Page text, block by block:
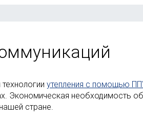
утепления с помощью
Экономическая необходимость
стране.